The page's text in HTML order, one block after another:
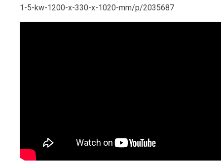
1-5-kw-1200-x-330-x-1020-mm/p/2035687